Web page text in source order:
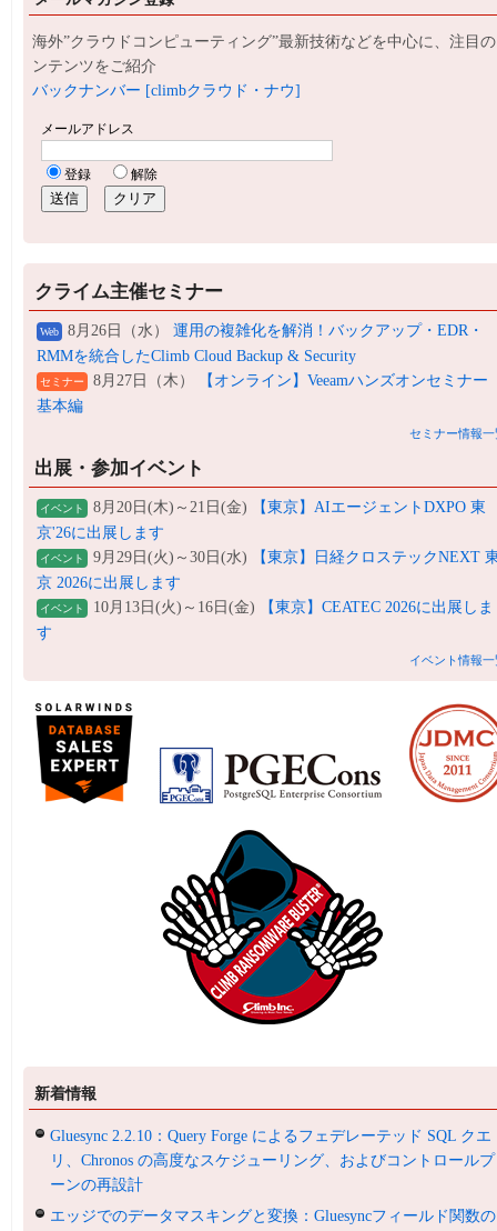
海外”クラウドコンピューティング”最新技術などを中心に、注目
ンテンツをご紹介
バックナンバー [climbクラウド・ナウ]
クライム主催セミナー
Web 8月26日（水） 運用の複雑化を解消！バックアップ・EDR・
RMMを統合したClimb Cloud Backup & Security
セミナー 8月27日（木）
【オンライン】Veeamハンズオンセミナー
基本編
セミナー情報一
出展・参加イベント
イベント 8月20日(木)～21日(金)
【東京】AIエージェントDXPO 東
京'26に出展します
イベント 9月29日(火)～30日(水)
【東京】日経クロステックNEXT
京 2026に出展します
イベント 10月13日(火)～16日(金)
【東京】CEATEC 2026に出展しま
す
イベント情報一
新着情報
Gluesync 2.2.10：Query Forge によるフェデレーテッド SQL クエ
リ、Chronos の高度なスケジューリング、およびコントロール
ーンの再設計
エッジでのデータマスキングと変換：Gluesyncフィールド関数の